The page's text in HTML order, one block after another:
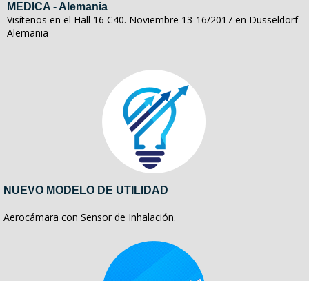
MEDICA - Alemania
Visítenos en el Hall 16 C40. Noviembre 13-16/2017 en Dusseldorf
Alemania
NUEVO MODELO DE UTILIDAD
Aerocámara con Sensor de Inhalación.